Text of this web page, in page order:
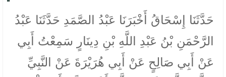
حَدَّثَنَا إِسْحَاقُ أَخْبَرَنَا عَبْدُ الصَّمَدِ حَدَّثَنَا عَبْدُ
الرَّحْمَنِ بْنُ عَبْدِ اللَّهِ بْنِ دِينَارٍ سَمِعْتُ أَبِي
عَنْ أَبِي صَالِحٍ عَنْ أَبِي هُرَيْرَةَ عَنْ النَّبِيِّ